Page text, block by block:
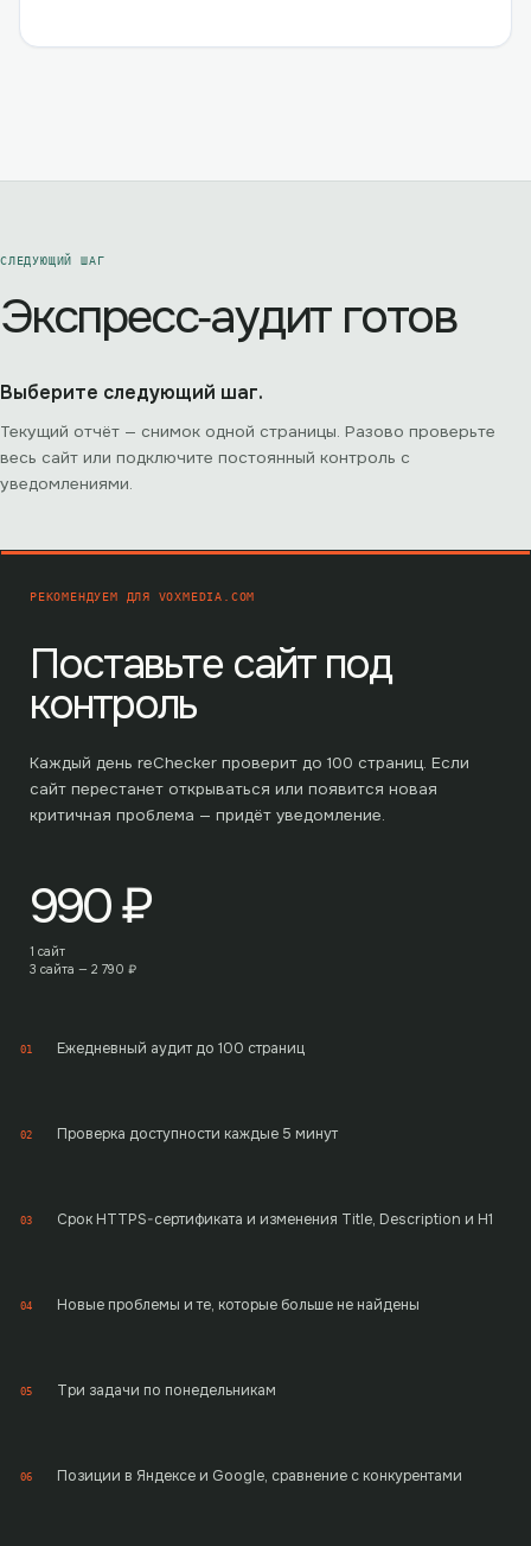
СЛЕДУЮЩИЙ ШАГ
Экспресс‑аудит готов
Выберите следующий шаг.
Текущий отчёт — снимок одной страницы. Разово проверьте
весь сайт или подключите постоянный контроль с
уведомлениями.
РЕКОМЕНДУЕМ ДЛЯ VOXMEDIA.COM
Поставьте сайт под
контроль
Каждый день reChecker проверит до 100 страниц. Если
сайт перестанет открываться или появится новая
критичная проблема — придёт уведомление.
990₽
1 сайт
3 сайта — 2 790 ₽
01 Ежедневный аудит до 100 страниц
02 Проверка доступности каждые 5 минут
03 Срок HTTPS-сертификата и изменения Title, Description и H1
04 Новые проблемы и те, которые больше не найдены
05 Три задачи по понедельникам
06 Позиции в Яндексе и Google, сравнение с конкурентами